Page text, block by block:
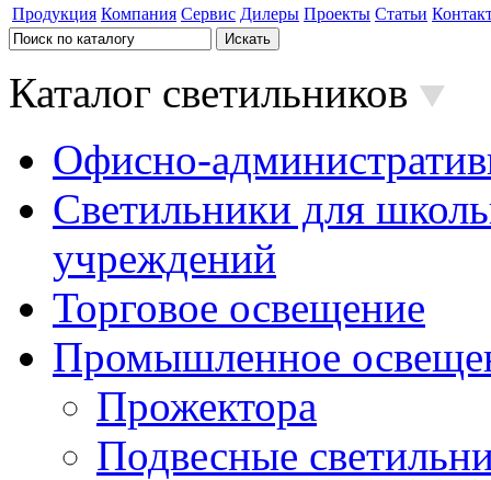
Продукция Компания Сервис Дилеры Проекты Статьи
Каталог светильников
Офисно-
Светильники для
учреждений
Торговое освещение
Промышленное
Прожектора
Подвесные